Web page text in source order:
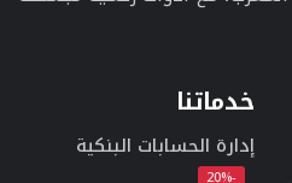
خدماتنا
إدارة الحسابات البنكية
-20%